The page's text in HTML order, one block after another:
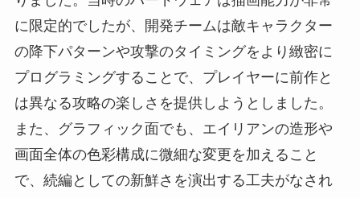
に限定的でしたが、開発チームは敵キャラクター
の降下パターンや攻撃のタイミングをより緻密に
プログラミングすることで、プレイヤーに前作と
は異なる攻略の楽しさを提供しようとしました。
また、グラフィック面でも、エイリアンの造形や
画面全体の色彩構成に微細な変更を加えること
で、続編としての新鮮さを演出する工夫がなされ